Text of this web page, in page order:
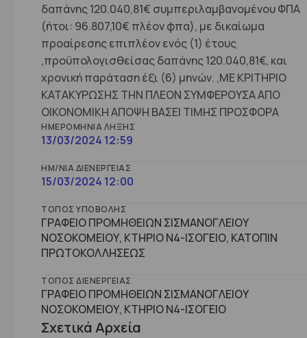
δαπάνης 120.040,81€ συμπεριλαμβανομένου ΦΠΑ
(ήτοι: 96.807,10€ πλέον φπα), με δικαίωμα
προαίρεσης επιπλέον ενός (1) έτους
,προϋπολογισθείσας δαπάνης 120.040,81€, και
χρονική παράταση έξι (6) μηνών. ,ΜΕ ΚΡΙΤΗΡΙΟ
ΚΑΤΑΚΥΡΩΣΗΣ ΤΗΝ ΠΛΕΟΝ ΣΥΜΦΕΡΟΥΣΑ ΑΠΟ
ΟΙΚΟΝΟΜΙΚΗ ΑΠΟΨΗ ΒΑΣΕΙ ΤΙΜΗΣ ΠΡΟΣΦΟΡΑ
ΗΜΕΡΟΜΗΝΊΑ ΛΉΞΗΣ
13/03/2024 12:59
ΗΜ/ΝΊΑ ΔΙΕΝΈΡΓΕΙΑΣ
15/03/2024 12:00
ΤΌΠΟΣ ΥΠΟΒΟΛΉΣ
ΓΡΑΦΕΙΟ ΠΡΟΜΗΘΕΙΩΝ ΣΙΣΜΑΝΟΓΛΕΙΟΥ
ΝΟΣΟΚΟΜΕΙΟΥ, ΚΤΗΡΙΟ Ν4-ΙΣΟΓΕΙΟ, ΚΑΤΟΠΙΝ
ΠΡΩΤΟΚΟΛΛΗΣΕΩΣ
ΤΌΠΟΣ ΔΙΕΝΈΡΓΕΙΑΣ
ΓΡΑΦΕΙΟ ΠΡΟΜΗΘΕΙΩΝ ΣΙΣΜΑΝΟΓΛΕΙΟΥ
ΝΟΣΟΚΟΜΕΙΟΥ, ΚΤHΡΙΟ Ν4-ΙΣΟΓΕΙΟ
Σχετικά Αρχεία